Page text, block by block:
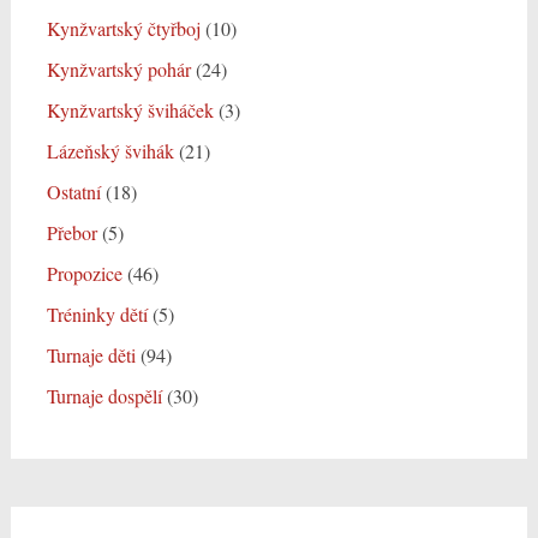
Kynžvartský čtyřboj (10)
Kynžvartský pohár(24)
Kynžvartský šviháček(3)
Lázeňský švihák(21)
Ostatní(18)
Přebor(5)
Propozice(46)
Tréninky dětí(5)
Turnaje děti (94)
Turnaje dospělí(30)